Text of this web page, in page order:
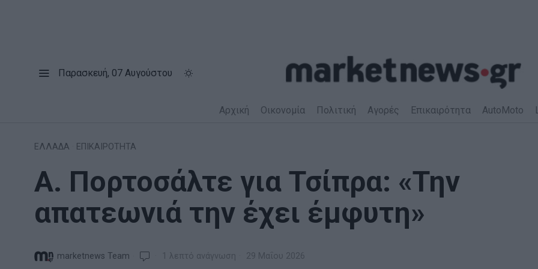
Παρασκευή, 07 Αυγούστου
Αρχική Οικονομία Πολιτική Αγορές Επικαιρότητα AutoMoto
ΕΛΛΑΔΑ ΕΠΙΚΑΙΡΟΤΗΤΑ
Α. Πορτοσάλτε για Τσίπρα: «Την
απατεωνιά την έχει έμφυτη»
marketnews Team 1 λεπτό ανάγνωση 29 Μαΐου 2026